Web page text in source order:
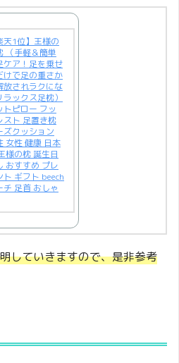
天1位】王様の
（手軽＆簡単
ケア！足を乗せ
けで足の重さか
放されラクにな
ラックス足枕）
トピロー フッ
スト 足置き枕
ズクッション
女性 健康 日本
様の枕 誕生日
おすすめ プレ
ト ギフト beech
チ 足首 おしゃ
していきますので、是非参考